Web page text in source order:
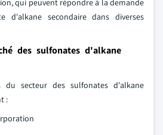
qui peuvent répondre à la demande
d'alkane secondaire dans diverses
des sulfonates d'alkane
du secteur des sulfonates d'alkane
: